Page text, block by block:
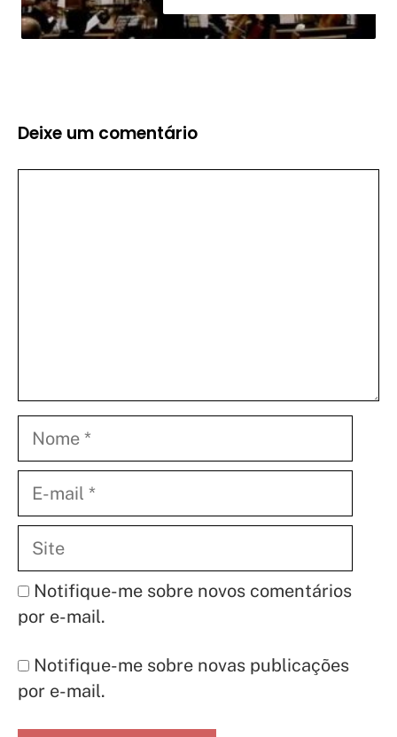
Deixe um comentário
mail
Notifique-me sobre novos comentários
por e-mail.
Notifique-me sobre novas publicações
por e-mail.